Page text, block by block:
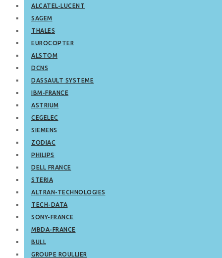
ALCATEL-LUCENT
SAGEM
THALES
EUROCOPTER
ALSTOM
DCNS
DASSAULT SYSTEME
IBM-FRANCE
ASTRIUM
CEGELEC
SIEMENS
ZODIAC
PHILIPS
DELL FRANCE
STERIA
ALTRAN-TECHNOLOGIES
TECH-DATA
SONY-FRANCE
MBDA-FRANCE
BULL
GROUPE ROULLIER